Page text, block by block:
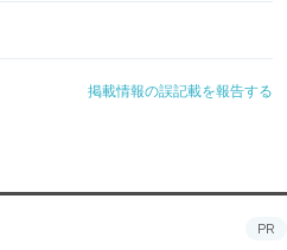
掲載情報の誤記載を報告する
PR